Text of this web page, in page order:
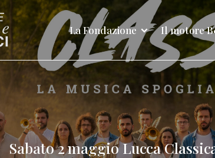
La Fondazione Il motore
Sabato 2 maggio Lucca